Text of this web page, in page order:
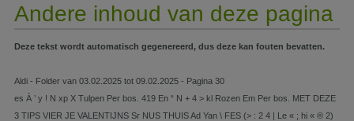
Andere inhoud van deze pagina
Deze tekst wordt automatisch gegenereerd, dus deze kan fouten bevatten.
Aldi - Folder van 03.02.2025 tot 09.02.2025 - Pagina 30
es À ’ y ! N xp X Tulpen Per bos. 419 En “ N + 4 > kl Rozen Em Per bos. MET DEZE
3 TIPS VIER JE VALENTIJNS Sr NUS THUIS Ad Yan \ FES (> : 2 4 | Le « ; hi « ® 2)